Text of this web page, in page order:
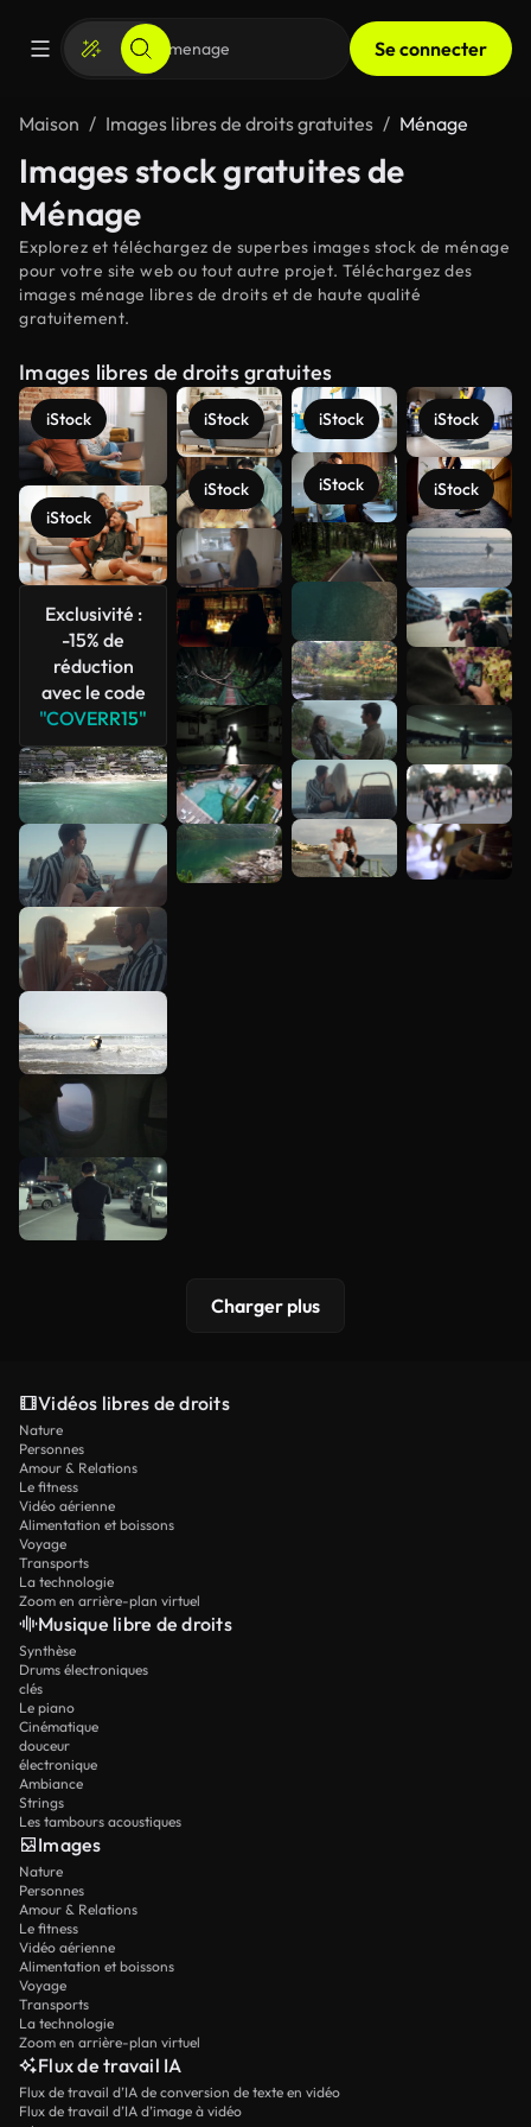
Se connecter
Maison Images libres de droits gratuites Ménage
Images stock gratuites de
Ménage
Explorez et téléchargez de superbes images stock de ménage
pour votre site web ou tout autre projet. Téléchargez des
images ménage libres de droits et de haute qualité
gratuitement.
Images libres de droits gratuites
iStock
iStock
Exclusivité :
-15% de
réduction
avec le code
"COVERR15"
iStock
iStock
iStock
iStock
iStock
iStock
Voir plus
Charger plus
Vidéos libres de droits
Nature
Personnes
Amour & Relations
Le fitness
Vidéo aérienne
Alimentation et boissons
Voyage
Transports
La technologie
Zoom en arrière-plan virtuel
Musique libre de droits
Synthèse
Drums électroniques
clés
Le piano
Cinématique
douceur
électronique
Ambiance
Strings
Les tambours acoustiques
Images
Nature
Personnes
Amour & Relations
Le fitness
Vidéo aérienne
Alimentation et boissons
Voyage
Transports
La technologie
Zoom en arrière-plan virtuel
Flux de travail IA
Flux de travail d’IA de conversion de texte en vidéo
Flux de travail d’IA d’image à vidéo